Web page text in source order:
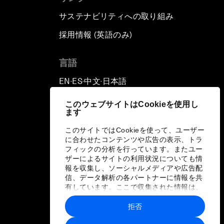
このウェブサイトはCookieを使用し
ます
このサイトではCookieを使って、ユーザー
に合わせたコンテンツや広告の表示、トラ
フィックの分析を行っています。またユー
ザーによるサイトの利用状況についても情
報を収集し、ソーシャルメディアや広告配
信、データ解析の各パートナーに情報を共
有しています。ここで収集された情報は、
ユーザーが各パートナーに提供した他の情
報や各パートナーのサービスを使用した際
に収集された情報と組み合わされ、各パー
拒否
サステナビリティへの取り組み
採用情報 (英語のみ)
言語
EN ▪ ES▪中文▪ 日本語